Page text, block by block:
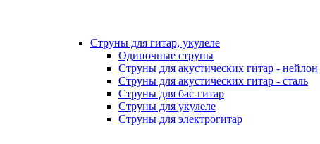
Струны для гитар, укулеле
Одиночные струны
Струны для акустических гитар - нейлон
Струны для акустических гитар - сталь
Струны для бас-гитар
Струны для укулеле
Струны для электрогитар